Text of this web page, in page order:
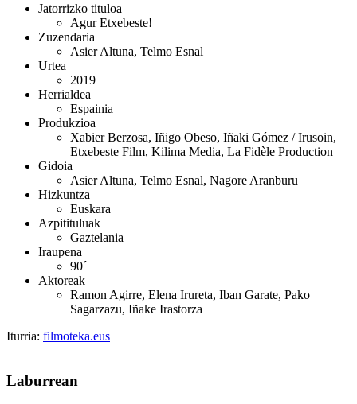
Jatorrizko tituloa
Agur Etxebeste!
Zuzendaria
Asier Altuna, Telmo Esnal
Urtea
2019
Herrialdea
Espainia
Produkzioa
Xabier Berzosa, Iñigo Obeso, Iñaki Gómez / Irusoin,
Etxebeste Film, Kilima Media, La Fidèle Production
Gidoia
Asier Altuna, Telmo Esnal, Nagore Aranburu
Hizkuntza
Euskara
Azpitituluak
Gaztelania
Iraupena
90´
Aktoreak
Ramon Agirre, Elena Irureta, Iban Garate, Pako
Sagarzazu, Iñake Irastorza
Iturria: filmoteka.eus
Laburrean